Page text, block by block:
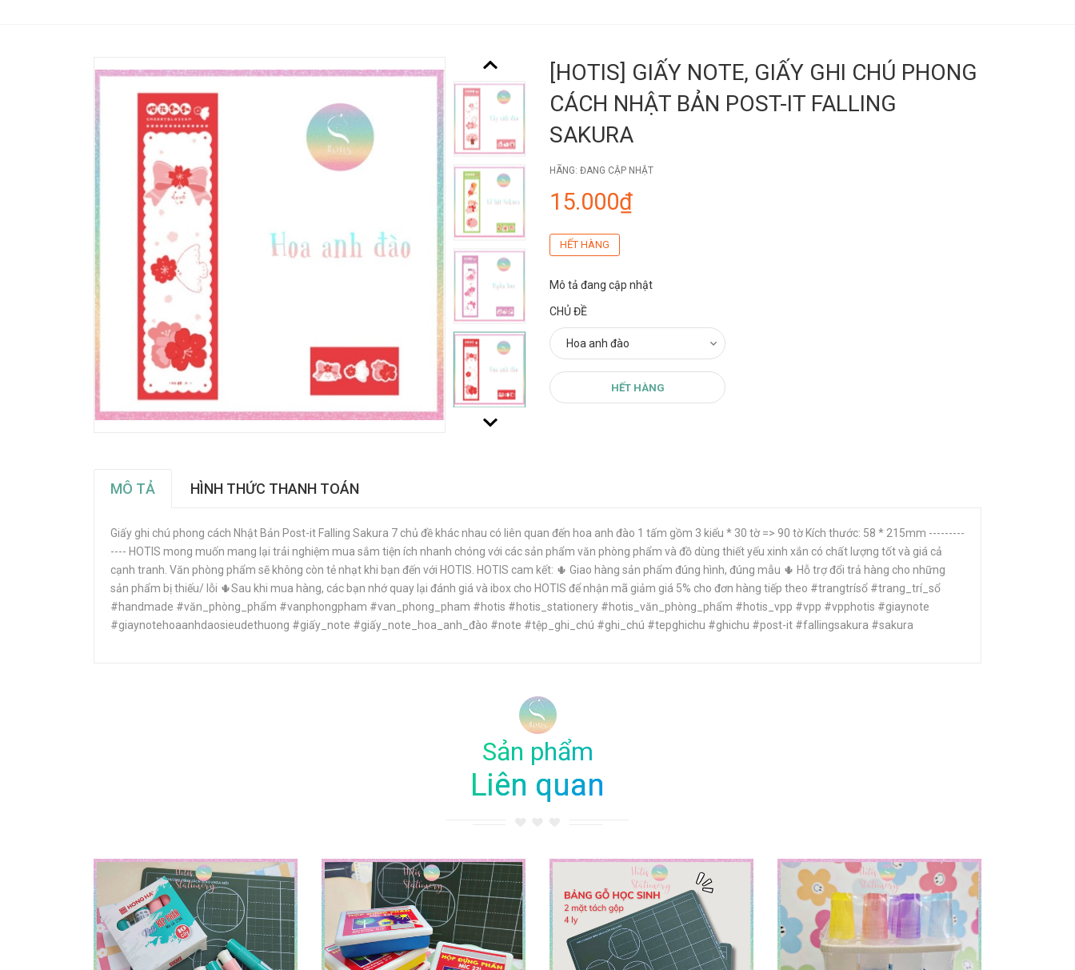
[HOTIS] GIẤY NOTE, GIẤY GHI CHÚ PHONG
CÁCH NHẬT BẢN POST-IT FALLING
SAKURA
HÃNG: ĐANG CẬP NHẬT
15.000₫
HẾT HÀNG
Mô tả đang cập nhật
CHỦ ĐỀ
HẾT HÀNG
MÔ TẢ HÌNH THỨC THANH TOÁN
Giấy ghi chú phong cách Nhật Bản Post-it Falling Sakura 7 chủ đề khác nhau có liên quan đến hoa anh đào 1 tấm gồm 3 kiểu * 30 tờ => 90 tờ Kích thước: 58 * 215mm ---------
---- HOTIS mong muốn mang lại trải nghiệm mua sắm tiện ích nhanh chóng với các sản phẩm văn phòng phẩm và đồ dùng thiết yếu xinh xắn có chất lượng tốt và giá cả
cạnh tranh. Văn phòng phẩm sẽ không còn tẻ nhạt khi bạn đến với HOTIS. HOTIS cam kết: 🌵 Giao hàng sản phẩm đúng hình, đúng mẫu 🌵 Hỗ trợ đổi trả hàng cho những
sản phẩm bị thiếu/ lỗi 🌵Sau khi mua hàng, các bạn nhớ quay lại đánh giá và ibox cho HOTIS để nhận mã giảm giá 5% cho đơn hàng tiếp theo #trangtrísổ #trang_trí_sổ
#handmade #văn_phòng_phẩm #vanphongpham #van_phong_pham #hotis #hotis_stationery #hotis_văn_phòng_phẩm #hotis_vpp #vpp #vpphotis #giaynote
#giaynotehoaanhdaosieudethuong #giấy_note #giấy_note_hoa_anh_đào #note #tệp_ghi_chú #ghi_chú #tepghichu #ghichu #post-it #fallingsakura #sakura
Sản phẩm
Liên quan